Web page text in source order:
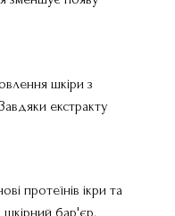
шкіри з
екстракту
протеїнів ікри та
шкірний бар'єр.